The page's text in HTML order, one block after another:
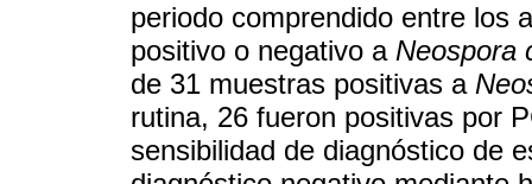
periodo comprendido entre los
positivo o negativo a Neospora
de 31 muestras positivas a
rutina, 26 fueron positivas por
sensibilidad de diagnóstico de